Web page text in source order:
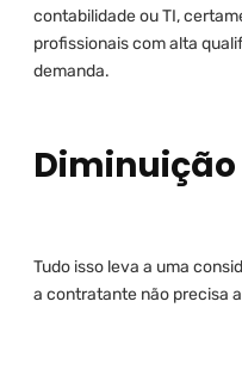
contabilidade ou TI,
profissionais com alta
demanda.
Tudo isso leva a uma
a contratante não precisa